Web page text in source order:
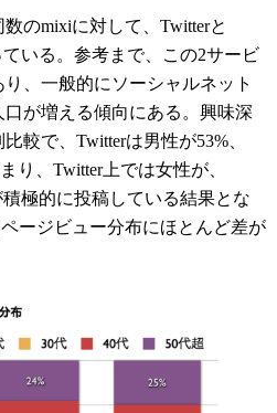
のmixiに対して、Twitterと
いる。参考まで、この2サービ
、一般的にソーシャルネット
が増える傾向にある。興味深
較で、Twitterは男性が53%、
り、Twitter上では女性が、
極的に投稿している結果とな
ージビュー分布にほとんど差が